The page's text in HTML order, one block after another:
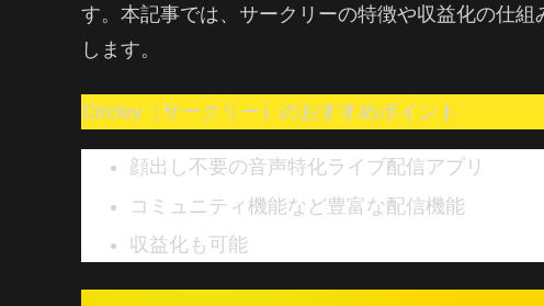
す。本記事では、サークリーの特徴や収益化の仕
します。
Circley（サークリー）のおすすめポイント
顔出し不要の音声特化ライブ配信アプリ
コミュニティ機能など豊富な配信機能
収益化も可能